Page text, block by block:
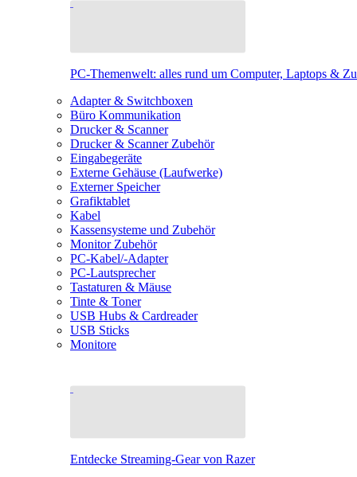
PC-Themenwelt: alles rund um Computer, Laptops &
Adapter & Switchboxen
Büro Kommunikation
Drucker & Scanner
Drucker & Scanner Zubehör
Eingabegeräte
Externe Gehäuse (Laufwerke)
Externer Speicher
Grafiktablet
Kabel
Kassensysteme und Zubehör
Monitor Zubehör
PC-Kabel/-Adapter
PC-Lautsprecher
Tastaturen & Mäuse
Tinte & Toner
USB Hubs & Cardreader
USB Sticks
Monitore
Entdecke Streaming-Gear von Razer